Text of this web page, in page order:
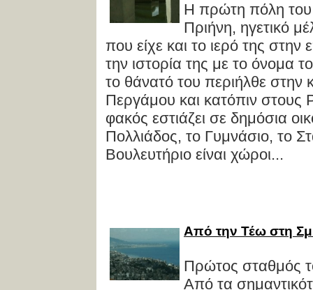
Η πρώτη πόλη του
Πριήνη, ηγετικό
που είχε και το ιερό της
την ιστορία της με το όνομα
το θάνατό του περιήλθε στην
Περγάμου και κατόπιν στους
φακός εστιάζει σε δημόσια
Πολλιάδος, το Γυμνάσιο, το
Βουλευτήριο είναι χώροι...
Από την Τέω στη
Πρώτος σταθμός
Από τα